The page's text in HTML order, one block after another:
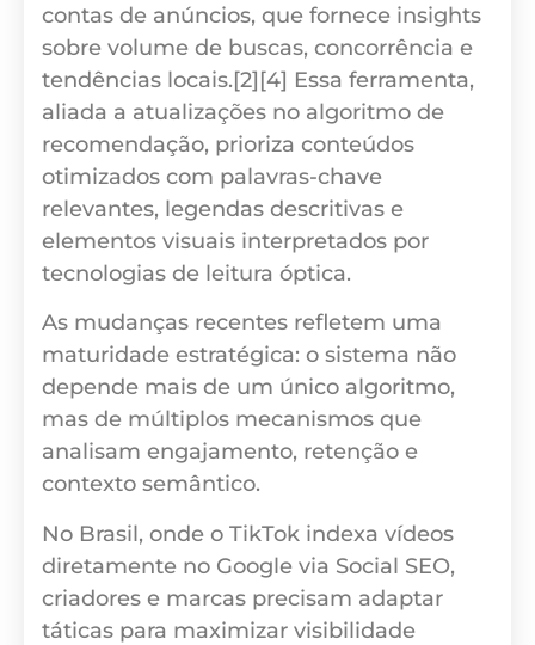
contas de anúncios, que fornece insights
sobre volume de buscas, concorrência e
tendências locais.[2][4] Essa ferramenta,
aliada a atualizações no algoritmo de
recomendação, prioriza conteúdos
otimizados com palavras-chave
relevantes, legendas descritivas e
elementos visuais interpretados por
tecnologias de leitura óptica.
As mudanças recentes refletem uma
maturidade estratégica: o sistema não
depende mais de um único algoritmo,
mas de múltiplos mecanismos que
analisam engajamento, retenção e
contexto semântico.
No Brasil, onde o TikTok indexa vídeos
diretamente no Google via Social SEO,
criadores e marcas precisam adaptar
táticas para maximizar visibilidade